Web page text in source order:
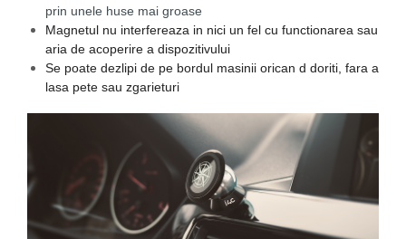
prin unele huse mai groase
Magnetul nu interfereaza in nici un fel cu functionarea sau
aria de acoperire a dispozitivului
Se poate dezlipi de pe bordul masinii orican d doriti, fara a
lasa pete sau zgarieturi